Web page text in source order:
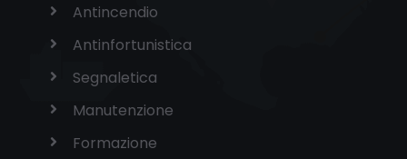
Antincendio
Antinfortunistica
Segnaletica
Manutenzione
Formazione